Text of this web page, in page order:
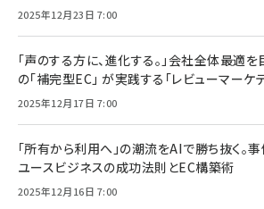
2025年12月23日 7:00
「声のする方に、進化する。」会社全体最適
の「補完型EC」 が実践する「レビューマーケ
2025年12月17日 7:00
「所有から利用へ」の潮流をAIで勝ち抜く。事
ユースビジネスの成功法則とEC構築術
2025年12月16日 7:00